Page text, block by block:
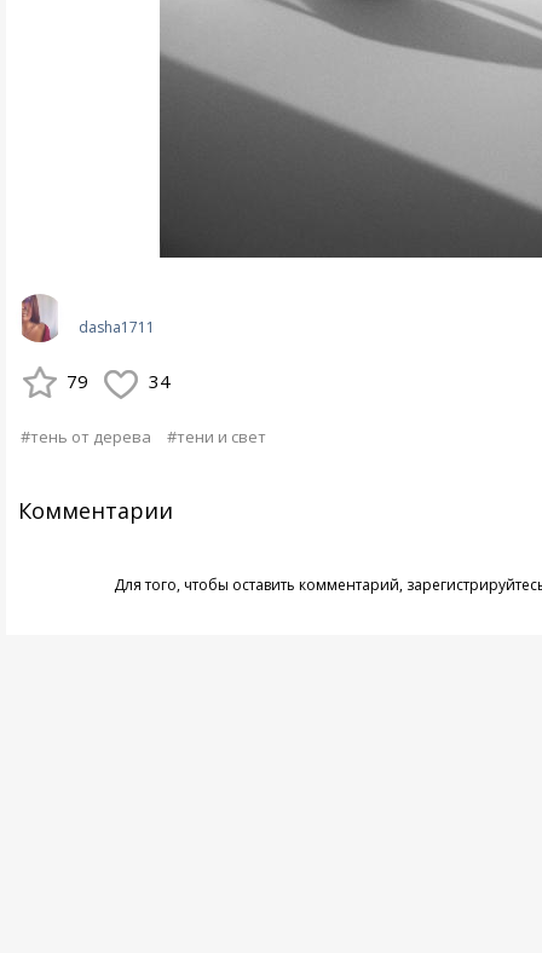
dasha1711
79 34
#тень от дерева #тени и свет
Комментарии
Для того, чтобы оставить комментарий,